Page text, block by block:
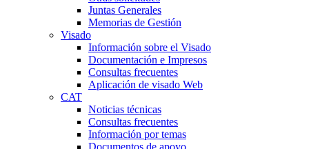
Juntas Generales
Memorias de Gestión
Visado
Información sobre el Visado
Documentación e Impresos
Consultas frecuentes
Aplicación de visado Web
CAT
Noticias técnicas
Consultas frecuentes
Información por temas
Documentos de apoyo